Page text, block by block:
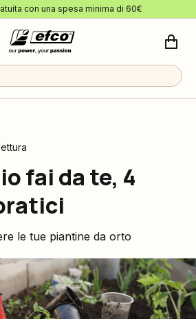
con una spesa minima di 60€
fai da te, 4
le tue piantine da orto